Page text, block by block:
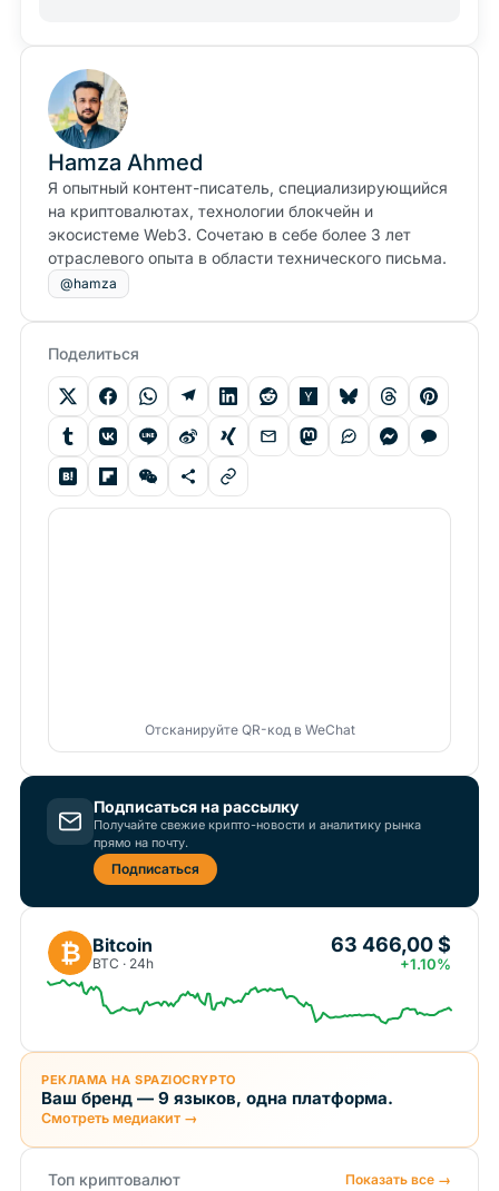
Hamza Ahmed
Я опытный контент-писатель, специализирующийся
на криптовалютах, технологии блокчейн и
экосистеме Web3. Сочетаю в себе более 3 лет
отраслевого опыта в области технического письма.
@hamza
Поделиться
Отсканируйте QR-код в WeChat
Подписаться на рассылку
Получайте свежие крипто-новости и аналитику рынка
прямо на почту.
Подписаться
₿ Bitcoin
BTC · 24h
63 466,00 $
+1.10%
РЕКЛАМА НА SPAZIOCRYPTO
Ваш бренд — 9 языков, одна платформа.
Смотреть медиакит →
Топ криптовалют Показать все →